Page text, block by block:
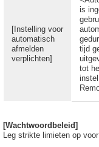
[Instelling voor
automatisch
afmelden
verplichten]
is
tijd
tot
[Wachtwoordbeleid]
Leg strikte limieten op